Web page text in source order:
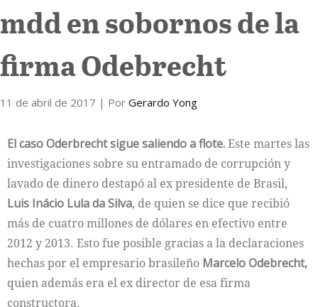
Internacional
Cultura
mdd en sobornos de la
firma Odebrecht
11 de abril de 2017 | Por Gerardo Yong
El caso Oderbrecht sigue saliendo a flote.Este martes las
investigaciones sobre su entramado de corrupción y
lavado de dinero destapó al ex presidente de Brasil,
Luis Inácio Lula da Silva, de quien se dice que recibió
más de cuatro millones de dólares en efectivo entre
2012 y 2013. Esto fue posible gracias a la declaraciones
hechas por el empresario brasileño Marcelo Odebrecht,
quien además era el ex director de esa firma
constructora.